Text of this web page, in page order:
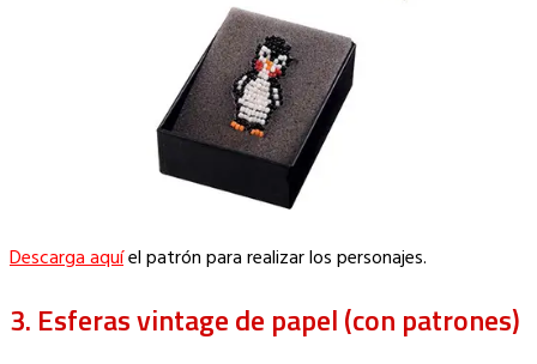
Descarga aquíel patrón para realizar los personajes.
3. Esferas vintage de papel (con patrones)